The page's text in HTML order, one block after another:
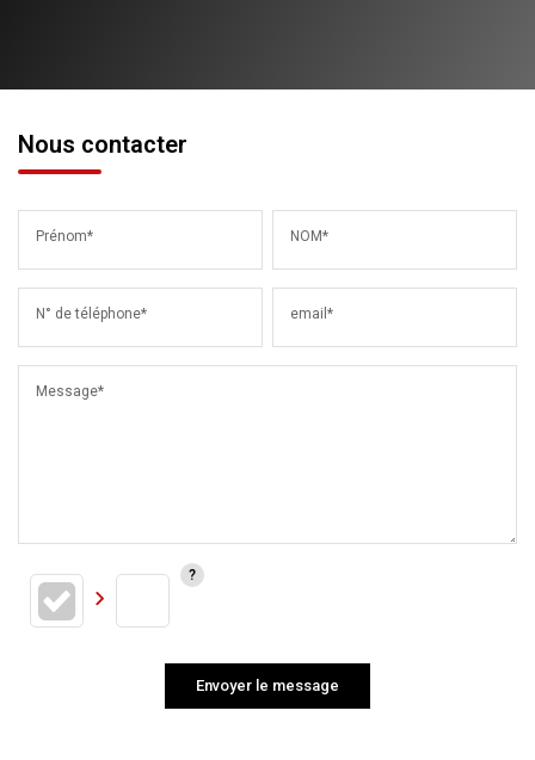
Nous contacter
Prénom* NOM*
N° de téléphone* email*
Message*
Envoyer le message